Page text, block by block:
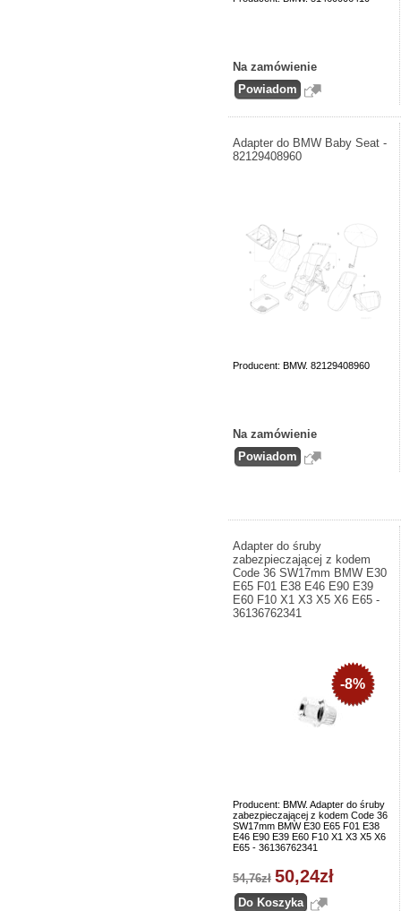
Na zamówienie
Adapter do BMW Baby Seat -
82129408960
Producent: BMW. 82129408960
Na zamówienie
Adapter do śruby
zabezpieczającej z kodem
Code 36 SW17mm BMW E30
E65 F01 E38 E46 E90 E39
E60 F10 X1 X3 X5 X6 E65 -
36136762341
Producent: BMW. Adapter do śruby
zabezpieczającej z kodem Code 36
SW17mm BMW E30 E65 F01 E38
E46 E90 E39 E60 F10 X1 X3 X5 X6
E65 - 36136762341
-8%
54,76zł 50,24zł